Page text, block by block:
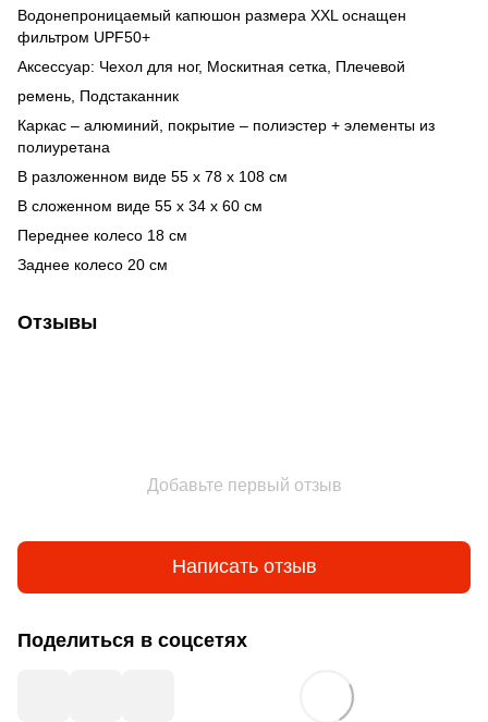
Водонепроницаемый капюшон размера XXL оснащен
фильтром UPF50+
Аксессуар: Чехол для ног, Москитная сетка, Плечевой
ремень, Подстаканник
Каркас – алюминий, покрытие – полиэстер + элементы из
полиуретана
В разложенном виде 55 х 78 х 108 см
В сложенном виде 55 x 34 x 60 см
Переднее колесо 18 см
Заднее колесо 20 см
Отзывы
Добавьте первый отзыв
Написать отзыв
Поделиться в соцсетях